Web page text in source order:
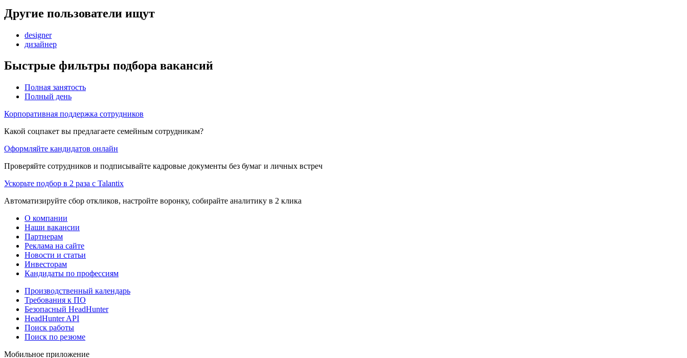
Другие пользователи ищут
designer
дизайнер
Быстрые фильтры подбора вакансий
Полная занятость
Полный день
Корпоративная поддержка сотрудников
Какой соцпакет вы предлагаете семейным сотрудникам?
Оформляйте кандидатов онлайн
Проверяйте сотрудников и подписывайте кадровые документы без бумаг и личных встреч
Ускорьте подбор в 2 раза с Talantix
Автоматизируйте сбор откликов, настройте воронку, собирайте аналитику в 2 клика
О компании
Наши вакансии
Партнерам
Реклама на сайте
Новости и статьи
Инвесторам
Кандидаты по профессиям
Производственный календарь
Требования к ПО
Безопасный HeadHunter
HeadHunter API
Поиск работы
Поиск по резюме
Мобильное приложение